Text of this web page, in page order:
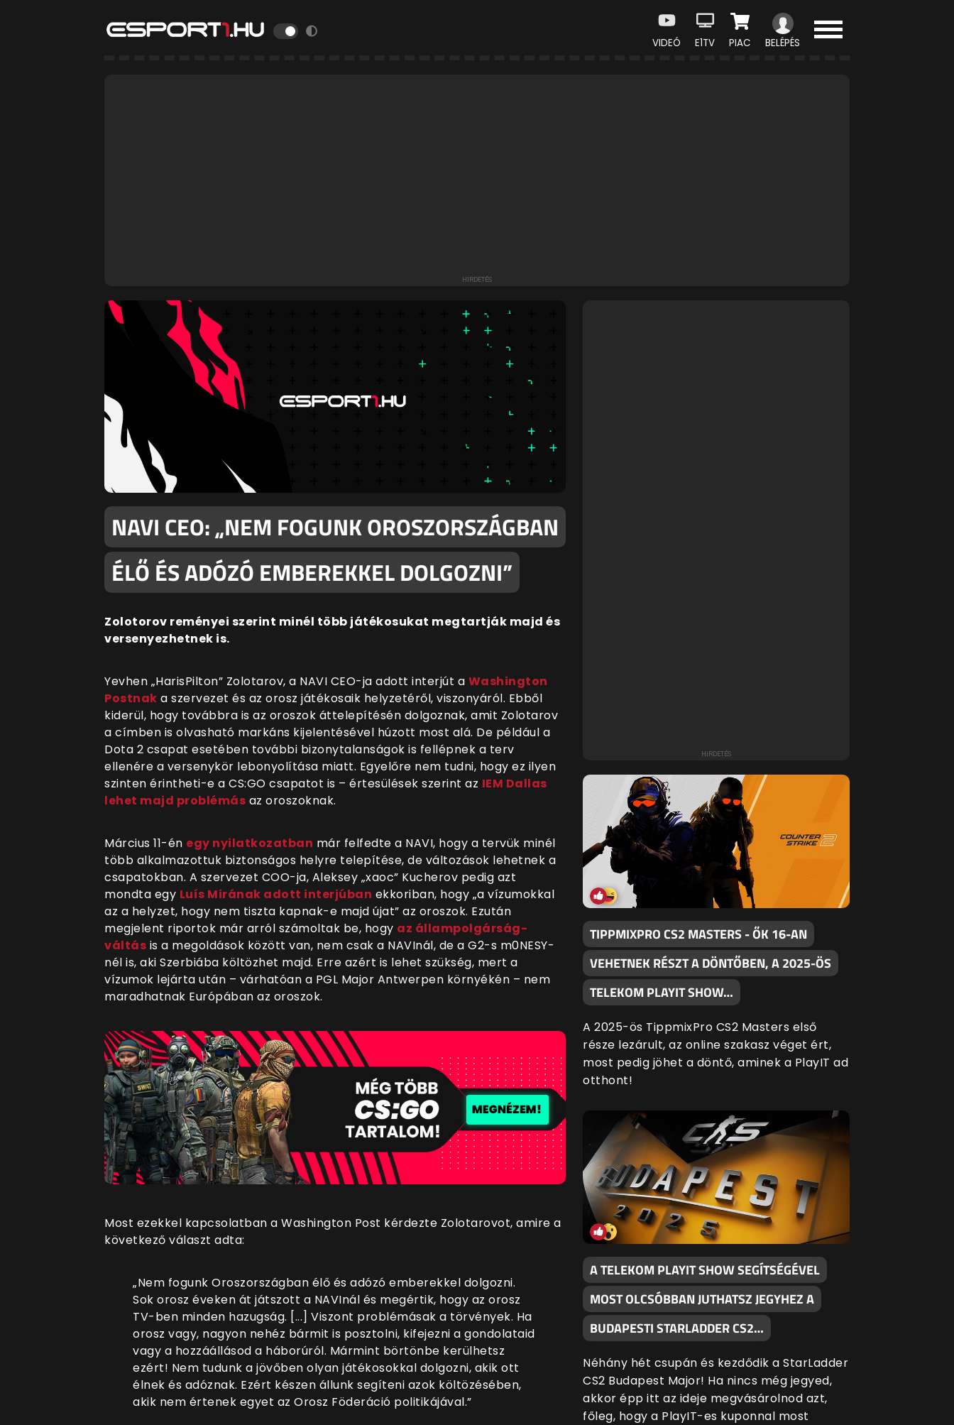
VIDEÓ E1TV PIAC BELÉPÉS
NAVI CEO: „NEM FOGUNK OROSZORSZÁGBAN
ÉLŐ ÉS ADÓZÓ EMBEREKKEL DOLGOZNI”
Zolotorov reményei szerint minél több játékosukat megtartják majd és
versenyezhetnek is.
Yevhen „HarisPilton” Zolotarov, a NAVI CEO-ja adott interjút a Washington
Postnak a szervezet és az orosz játékosaik helyzetéről, viszonyáról. Ebből
kiderül, hogy továbbra is az oroszok áttelepítésén dolgoznak, amit Zolotarov
a címben is olvasható markáns kijelentésével húzott most alá. De például a
Dota 2 csapat esetében további bizonytalanságok is fellépnek a terv
ellenére a versenykör lebonyolítása miatt. Egyelőre nem tudni, hogy ez ilyen
szinten érintheti-e a CS:GO csapatot is – értesülések szerint az IEM Dallas
lehet majd problémás az oroszoknak.
Március 11-én egy nyilatkozatban már felfedte a NAVI, hogy a tervük minél
több alkalmazottuk biztonságos helyre telepítése, de változások lehetnek a
csapatokban. A szervezet COO-ja, Aleksey „xaoc” Kucherov pedig azt
mondta egy Luís Mirának adott interjúban ekkoriban, hogy „a vízumokkal
az a helyzet, hogy nem tiszta kapnak-e majd újat” az oroszok. Ezután
megjelent riportok már arról számoltak be, hogy az állampolgárság-
váltás is a megoldások között van, nem csak a NAVInál, de a G2-s m0NESY-
nél is, aki Szerbiába költözhet majd. Erre azért is lehet szükség, mert a
vízumok lejárta után – várhatóan a PGL Major Antwerpen környékén – nem
maradhatnak Európában az oroszok.
Most ezekkel kapcsolatban a Washington Post kérdezte Zolotarovot, amire a
következő választ adta:
„Nem fogunk Oroszországban élő és adózó emberekkel dolgozni.
Sok orosz éveken át játszott a NAVInál és megértik, hogy az orosz
TV-ben minden hazugság. [...] Viszont problémásak a törvények. Ha
orosz vagy, nagyon nehéz bármit is posztolni, kifejezni a gondolataid
vagy a hozzáállásod a háborúról. Mármint börtönbe kerülhetsz
ezért! Nem tudunk a jövőben olyan játékosokkal dolgozni, akik ott
élnek és adóznak. Ezért készen állunk segíteni azok költözésében,
akik nem értenek egyet az Orosz Föderáció politikájával.”
TIPPMIXPRO CS2 MASTERS - ŐK 16-AN
VEHETNEK RÉSZT A DÖNTŐBEN, A 2025-ÖS
TELEKOM PLAYIT SHOW…
A 2025-ös TippmixPro CS2 Masters első
része lezárult, az online szakasz véget ért,
most pedig jöhet a döntő, aminek a PlayIT ad
otthont!
A TELEKOM PLAYIT SHOW SEGÍTSÉGÉVEL
MOST OLCSÓBBAN JUTHATSZ JEGYHEZ A
BUDAPESTI STARLADDER CS2…
Néhány hét csupán és kezdődik a StarLadder
CS2 Budapest Major! Ha nincs még jegyed,
akkor épp itt az ideje megvásárolnod azt,
főleg, hogy a PlayIT-es kuponnal most